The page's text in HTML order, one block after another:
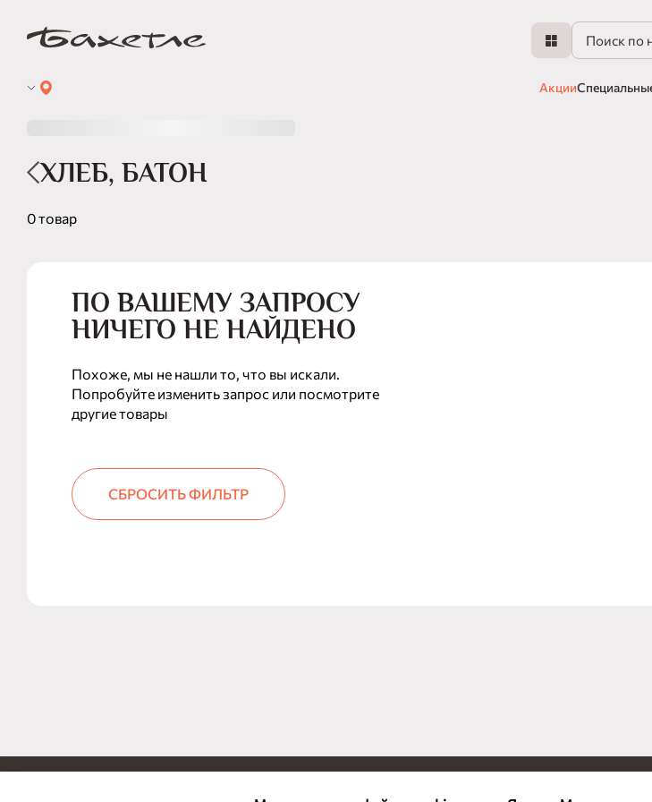
Акции
ХЛЕБ, БАТОН
0 товар
ПО ВАШЕМУ ЗАПРОСУ
НИЧЕГО НЕ НАЙДЕНО
Похоже, мы не нашли то, что вы искали.
Попробуйте изменить запрос или посмотрите
другие товары
СБРОСИТЬ ФИЛЬТР